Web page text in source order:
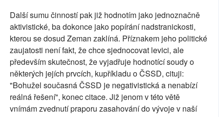
Další sumu činností pak již hodnotím jako jednoznačně
aktivistické, ba dokonce jako popírání nadstranickosti,
kterou se dosud Zeman zaklíná. Příznakem jeho politické
zaujatosti není fakt, že chce sjednocovat levici, ale
především skutečnost, že vyjadřuje hodnotící soudy o
některých jejích prvcích, kupříkladu o ČSSD, cituji:
"Bohužel současná ČSSD je negativistická a nenabízí
reálná řešení", konec citace. Již jenom v této větě
vnímám zvednutí praporu zasahování do vývoje v naší